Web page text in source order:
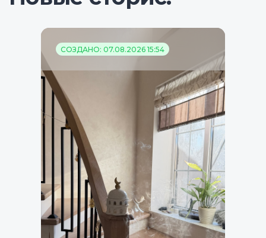
СОЗДАНО: 07.08.2026 15:54